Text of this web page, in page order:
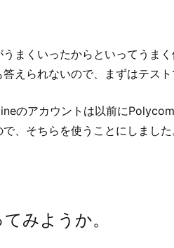
まくいったからといってうま
えられないので、まずはテスト
のアカウントは以前に
、そちらを使うことにしました
みようか。